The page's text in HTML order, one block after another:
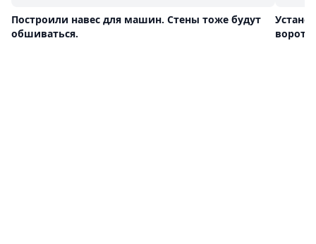
Построили навес для машин. Стены тоже будут
обшиваться.
ворота